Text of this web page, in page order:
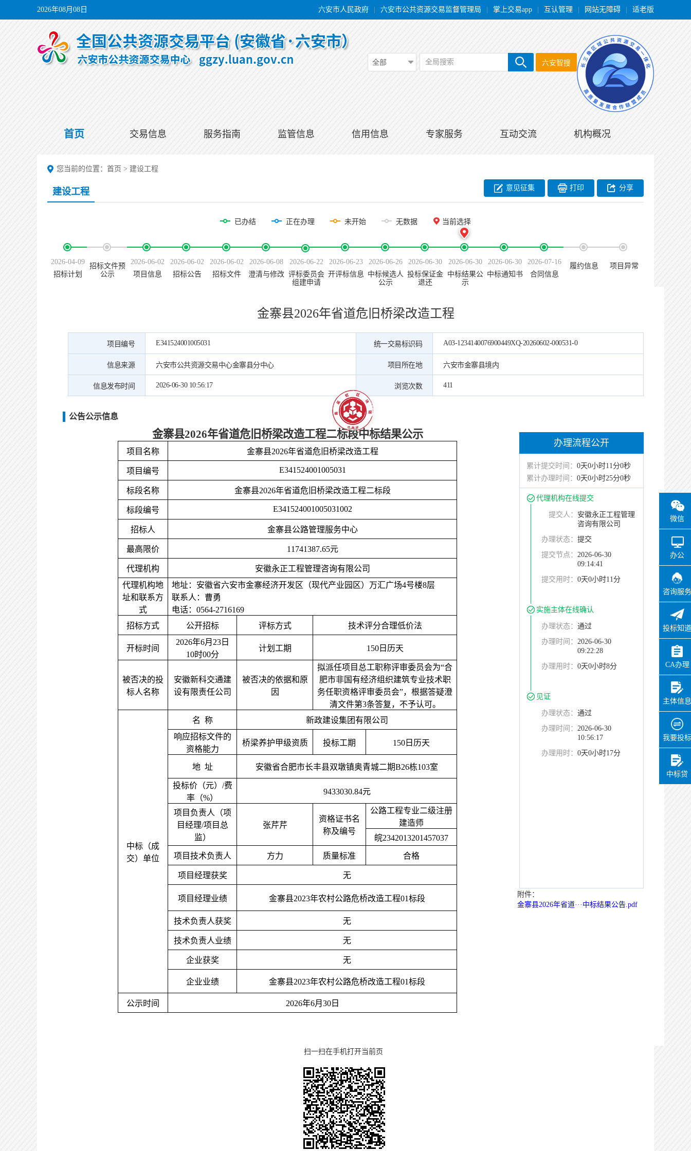
2026年08月08日 六安市人民政府 六安市公共资源交易监督管理局 掌上交易app 互认管理 网站无障碍 适老版
全部 全局搜索 六安智搜
首页 交易信息 服务指南 监管信息 信用信息 专家服务 互动交流 机构概况
微信
办公
咨询服务
投标知道
CA办理
主体信息
我要投标
中标贷
您当前的位置： 首页 > 建设工程
建设工程 意见征集 分享
打印
已办结 正在办理 未开始 无数据 当前选择
2026-04-09
招标计划
招标文件预
公示
2026-06-02
项目信息
2026-06-02
招标公告
2026-06-02
招标文件
2026-06-08
澄清与修改
2026-06-22
评标委员会
组建申请
2026-06-23
开评标信息
2026-06-26
中标候选人
公示
2026-06-30
投标保证金
退还
2026-06-30
中标结果公
示
2026-06-30
中标通知书
2026-07-16
合同信息
履约信息 项目异常
金寨县2026年省道危旧桥梁改造工程
项目编号 E341524001005031 统一交易标识码 A03-1234140076900449XQ-20260602-000531-0
信息来源 六安市公共资源交易中心金寨县分中心 项目所在地 六安市金寨县境内
信息发布时间 2026-06-30 10:56:17 浏览次数 411
公告公示信息
金寨县2026年省道危旧桥梁改造工程二标段中标结果公示
项目名称 金寨县2026年省道危旧桥梁改造工程
项目编号 E341524001005031
标段名称 金寨县2026年省道危旧桥梁改造工程二标段
标段编号 E341524001005031002
招标人 金寨县公路管理服务中心
最高限价 11741387.65元
代理机构
安徽永正工程管理咨询有限公司
代理机构地
址和联系方
式
地址：安徽省六安市金寨经济开发区（现代产业园区）万汇广场4号楼8层
联系人：曹勇
电话：0564-2716169
招标方式
公开招标 评标方式 技术评分合理低价法
开标时间
2026年6月23日
10时00分
计划工期 1 50日历天
被否决的投
标人名称
安徽新科交通建
设有限责任公司
被否决的依据和原
因
拟派任项目总工职称评审委员会为“合
肥市非国有经济组织建筑专业技术职
务任职资格评审委员会”，根据答疑澄
清文件第3条答复，不予认可。
中标（成
交）单位
名 称
新政建设集团有限公司
响应招标文件的
资格能力
桥梁养护甲级资质 投标工期 150 日历天
地址 安徽省合肥市长丰县双墩镇奥青城二期B26栋103室
投标价（元） /费
率（%）
9433030.84元
项目负责人（项
目经理/项目总
监）
张芹芹
资格证书名
称及编号
公路工程专业二级注册
建造师
皖2342013201457037
项目技术负责人 方力 质量标准 合格
项目经理获奖 无
项目经理业绩 金寨县2023年农村公路危桥改造工程01标段
技术负责人获奖 无
技术负责人业绩 无
企业获奖 无
企业业绩 金寨县2023年农村公路危桥改造工程01标段
公示时间 2026年6月 30日
办理流程公开
累计提交时间： 0天0小时11分0秒
累计办理时间： 0天0小时25分0秒
代理机构在线提交
提交人： 安徽永正工程管理
咨询有限公司
办理状态： 提交
提交节点： 2026-06-30
09:14:41
提交用时： 0天0小时11分
实施主体在线确认
办理状态： 通过
办理时间： 2026-06-30
09:22:28
办理用时： 0天0小时8分
见证
办理状态： 通过
办理时间： 2026-06-30
10:56:17
办理用时： 0天0小时17分
附件：
金寨县2026年省道···中标结果公告.pdf
扫一扫在手机打开当前页